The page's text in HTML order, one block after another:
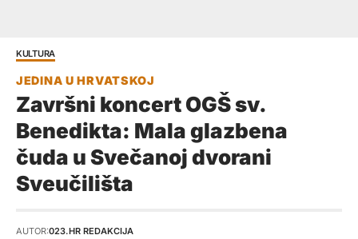
KULTURA
Završni koncert OGŠ sv.
Benedikta: Mala glazbena
čuda u Svečanoj dvorani
Sveučilišta
AUTOR:023.HR REDAKCIJA